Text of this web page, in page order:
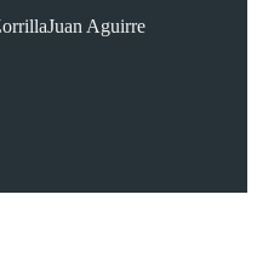
Juan Aguirre